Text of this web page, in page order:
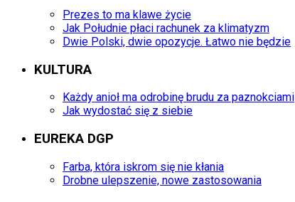
Prezes to ma klawe życie
Jak Południe płaci rachunek za klimatyzm
Dwie Polski, dwie opozycje. Łatwo nie będzie
KULTURA
Każdy anioł ma odrobinę brudu za paznokciami
Jak wydostać się z siebie
EUREKA DGP
Farba, która iskrom się nie kłania
Drobne ulepszenie, nowe zastosowania